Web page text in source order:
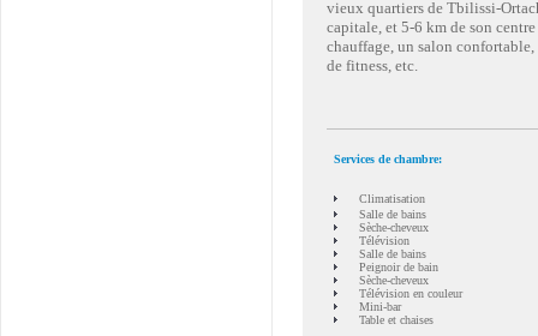
vieux quartiers de Tbilissi-
capitale, et 5-6 km de son
chauffage, un salon
de fitness, etc.
Services de chambre:
Climatisation
Salle de bains
Sèche-cheveux
Télévision
Salle de bains
Peignoir de bain
Sèche-cheveux
Télévision en couleur
Mini-bar
Table et chaises